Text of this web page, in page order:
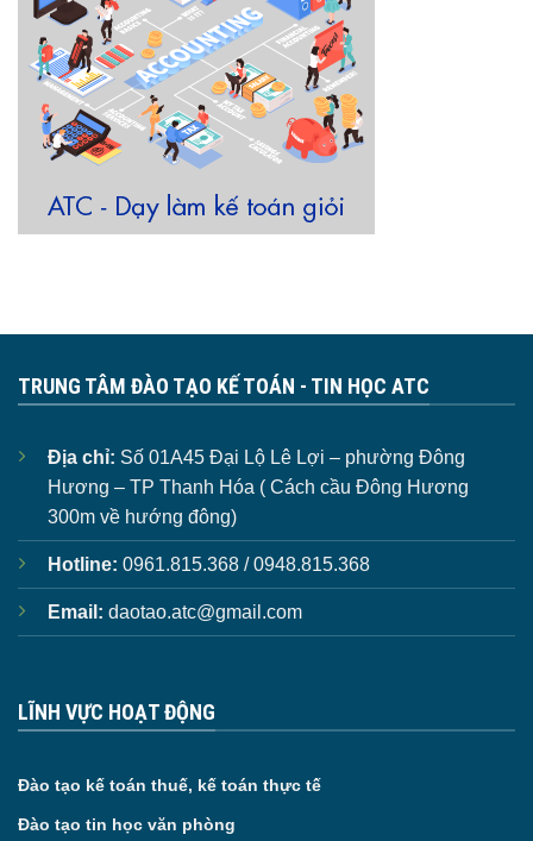
TRUNG TÂM ĐÀO TẠO KẾ TOÁN - TIN HỌC ATC
Địa chỉ: Số 01A45 Đại Lộ Lê Lợi – phường Đông
Hương – TP Thanh Hóa ( Cách cầu Đông Hương
300m về hướng đông)
Hotline: 0961.815.368 / 0948.815.368
Email: daotao.atc@gmail.com
LĨNH VỰC HOẠT ĐỘNG
Đào tạo kế toán thuế, kế toán thực tế
Đào tạo tin học văn phòng